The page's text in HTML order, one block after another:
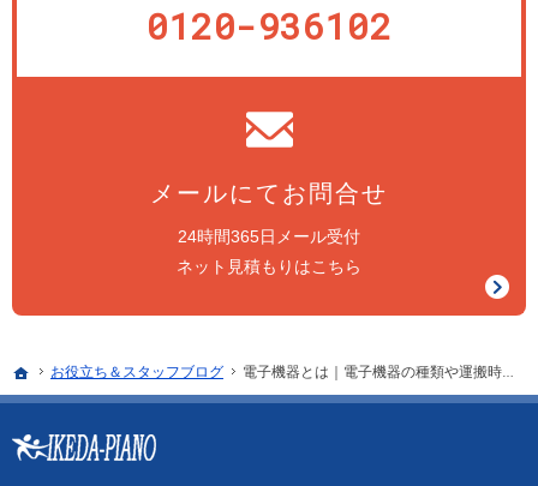
0120-936102
メールにてお問合せ
24時間365日メール受付
ネット見積もりはこちら
ホーム
お役立ち＆スタッフブログ 電子機器とは｜電子機器の種類や運搬時の注意点について解説